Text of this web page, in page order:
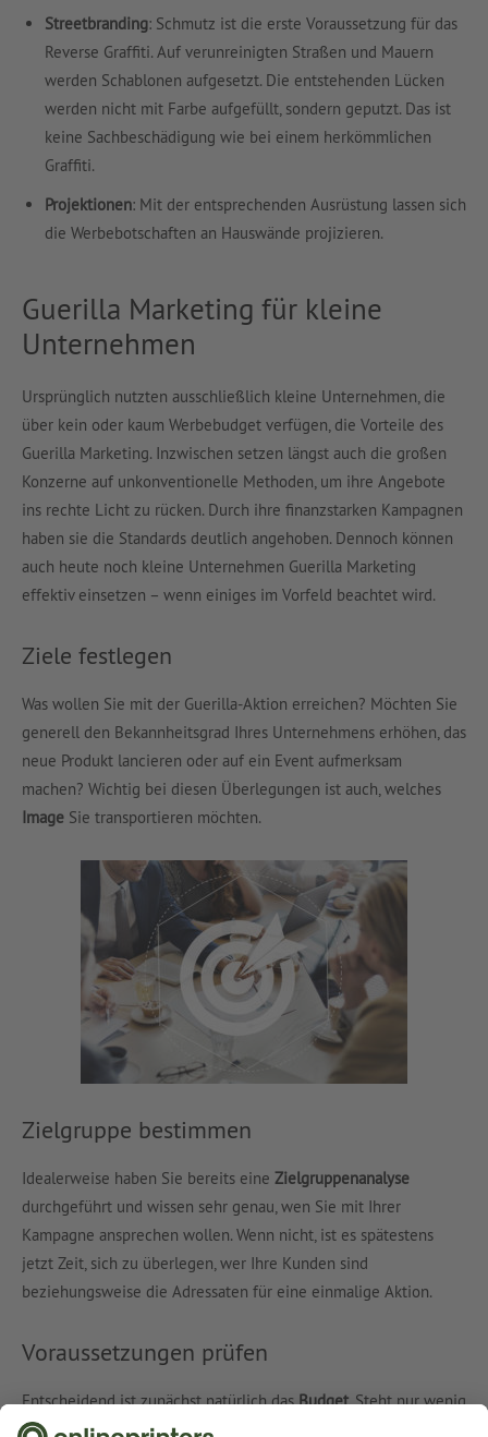
Streetbranding: Schmutz ist die erste Voraussetzung für das
Reverse Graffiti. Auf verunreinigten Straßen und Mauern
werden Schablonen aufgesetzt. Die entstehenden Lücken
werden nicht mit Farbe aufgefüllt, sondern geputzt. Das ist
keine Sachbeschädigung wie bei einem herkömmlichen
Graffiti.
Projektionen: Mit der entsprechenden Ausrüstung lassen sich
die Werbebotschaften an Hauswände projizieren.
Guerilla Marketing für kleine
Unternehmen
Ursprünglich nutzten ausschließlich kleine Unternehmen, die
über kein oder kaum Werbebudget verfügen, die Vorteile des
Guerilla Marketing. Inzwischen setzen längst auch die großen
Konzerne auf unkonventionelle Methoden, um ihre Angebote
ins rechte Licht zu rücken. Durch ihre finanzstarken Kampagnen
haben sie die Standards deutlich angehoben. Dennoch können
auch heute noch kleine Unternehmen Guerilla Marketing
effektiv einsetzen – wenn einiges im Vorfeld beachtet wird.
Ziele festlegen
Was wollen Sie mit der Guerilla-Aktion erreichen? Möchten Sie
generell den Bekannheitsgrad Ihres Unternehmens erhöhen, das
neue Produkt lancieren oder auf ein Event aufmerksam
machen? Wichtig bei diesen Überlegungen ist auch, welches
Image Sie transportieren möchten.
Zielgruppe bestimmen
Idealerweise haben Sie bereits eine Zielgruppenanalyse
durchgeführt und wissen sehr genau, wen Sie mit Ihrer
Kampagne ansprechen wollen. Wenn nicht, ist es spätestens
jetzt Zeit, sich zu überlegen, wer Ihre Kunden sind
beziehungsweise die Adressaten für eine einmalige Aktion.
Voraussetzungen prüfen
Entscheidend ist zunächst natürlich dasBudget. Steht nur wenig
zur Verfügung, schließen sich manche Guerilla-Taktiken von